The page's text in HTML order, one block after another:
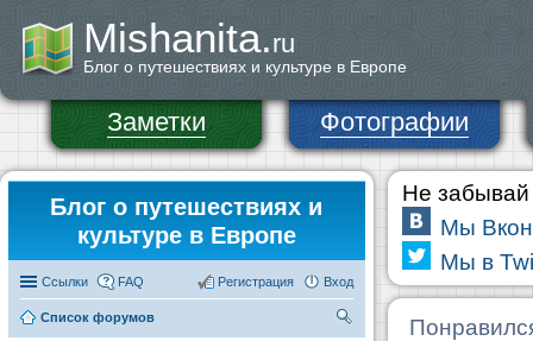
Mishanita.ru
Блог о путешествиях и культуре в Европе
Заметки Фотографии
Блог о путешествиях и
культуре в Европе
Ссылки FAQ Вход
Регистрация
Список форумов
Не забывай
Мы
Мы в